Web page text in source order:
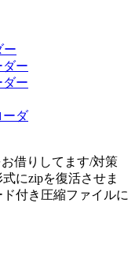
ー
ダー
ダー
ーダ
借りしてます/対策
にzipを復活させま
付き圧縮ファイルに